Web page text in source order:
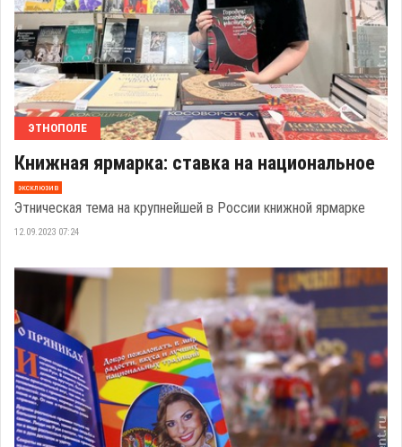
ЭТНОПОЛЕ
Книжная ярмарка: ставка на национальное
эксклюзив
Этническая тема на крупнейшей в России книжной ярмарке
12.09.2023 07:24